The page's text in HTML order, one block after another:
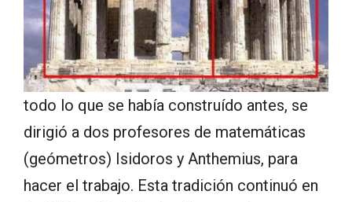
todo lo que se había construído antes, se
dirigió a dos profesores de matemáticas
(geómetros) Isidoros y Anthemius, para
hacer el trabajo. Esta tradición continuó en